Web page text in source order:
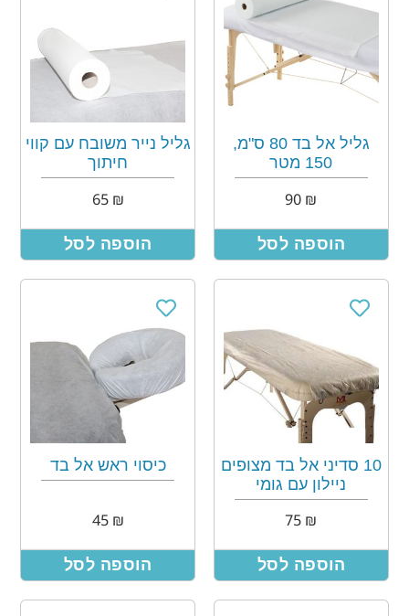
גליל אל בד 80 ס"מ,
150 מטר
₪
הוספה לסל
גליל נייר משובח עם קווי
חיתוך
₪
65
הוספה לסל
10 סדיני אל בד מצופים
ניילון עם גומי
₪
הוספה לסל
כיסוי ראש אל בד
₪
45
הוספה לסל